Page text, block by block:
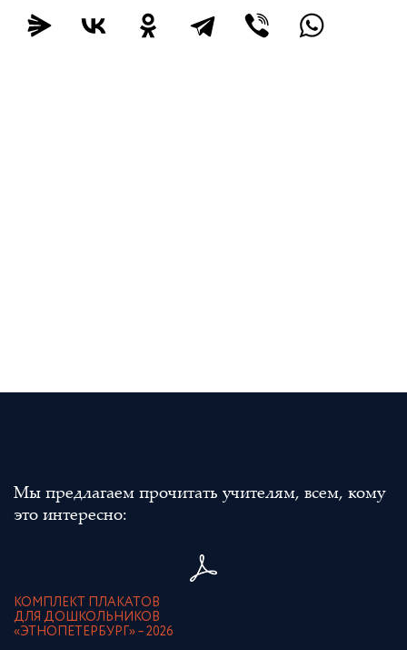
Мы предлагаем прочитать учителям, всем, кому
это интересно:
КОМПЛЕКТ ПЛАКАТОВ
ДЛЯ ДОШКОЛЬНИКОВ
«ЭТНОПЕТЕРБУРГ» – 2026